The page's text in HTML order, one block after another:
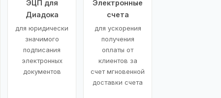
ЭЦП для
Диадока
для юридически
значимого
подписания
электронных
документов
Электронные
счета
для ускорения
получения
оплаты от
клиентов за
счет мгновенной
доставки счета